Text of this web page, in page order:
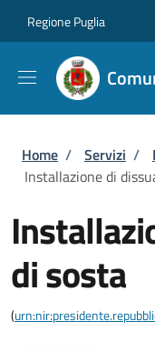
Regione Puglia
Briciole di
Home / Servizi /
Installazione di
di sosta
(